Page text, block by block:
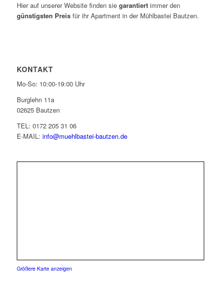
Hier auf unserer Website finden sie garantiertimmer den
günstigsten Preisfür ihr Apartment in der Mühlbastei Bautzen.
KONTAKT
Mo-So: 10:00-19:00 Uhr
Burglehn 11a
02625 Bautzen
TEL: 0172 205 31 06
E-MAIL: info@muehlbastei-bautzen.de
Größere Karte anzeigen